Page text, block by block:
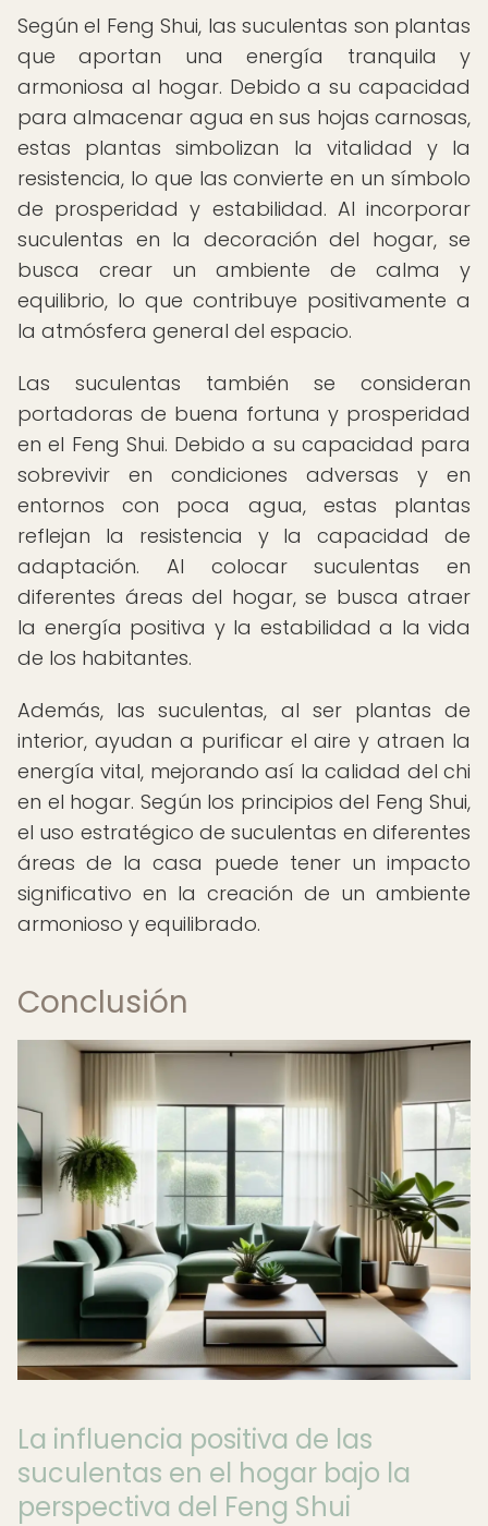
Según el Feng Shui, las suculentas son plantas
que aportan una energía tranquila y
armoniosa al hogar. Debido a su capacidad
para almacenar agua en sus hojas carnosas,
estas plantas simbolizan la vitalidad y la
resistencia, lo que las convierte en un símbolo
de prosperidad y estabilidad. Al incorporar
suculentas en la decoración del hogar, se
busca crear un ambiente de calma y
equilibrio, lo que contribuye positivamente a
la atmósfera general del espacio.
Las suculentas también se consideran
portadoras de buena fortuna y prosperidad
en el Feng Shui. Debido a su capacidad para
sobrevivir en condiciones adversas y en
entornos con poca agua, estas plantas
reflejan la resistencia y la capacidad de
adaptación. Al colocar suculentas en
diferentes áreas del hogar, se busca atraer
la energía positiva y la estabilidad a la vida
de los habitantes.
Además, las suculentas, al ser plantas de
interior, ayudan a purificar el aire y atraen la
energía vital, mejorando así la calidad del chi
en el hogar. Según los principios del Feng Shui,
el uso estratégico de suculentas en diferentes
áreas de la casa puede tener un impacto
significativo en la creación de un ambiente
armonioso y equilibrado.
Conclusión
La influencia positiva de las
suculentas en el hogar bajo la
perspectiva del Feng Shui